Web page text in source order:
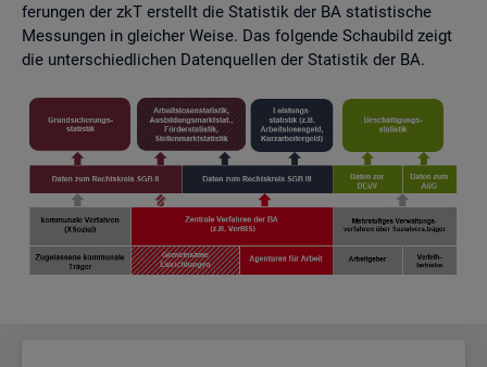
fe­run­gen der zkT er­stellt die Sta­tis­tik der BA sta­tis­ti­sche
Mes­sun­gen in glei­cher Weise. Das fol­gen­de Schau­bild zeigt
die un­ter­schied­li­chen Da­ten­quel­len der Sta­tis­tik der BA.